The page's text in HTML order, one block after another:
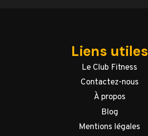
Liens utiles
Le Club Fitness
Contactez-nous
À propos
Blog
Mentions légales